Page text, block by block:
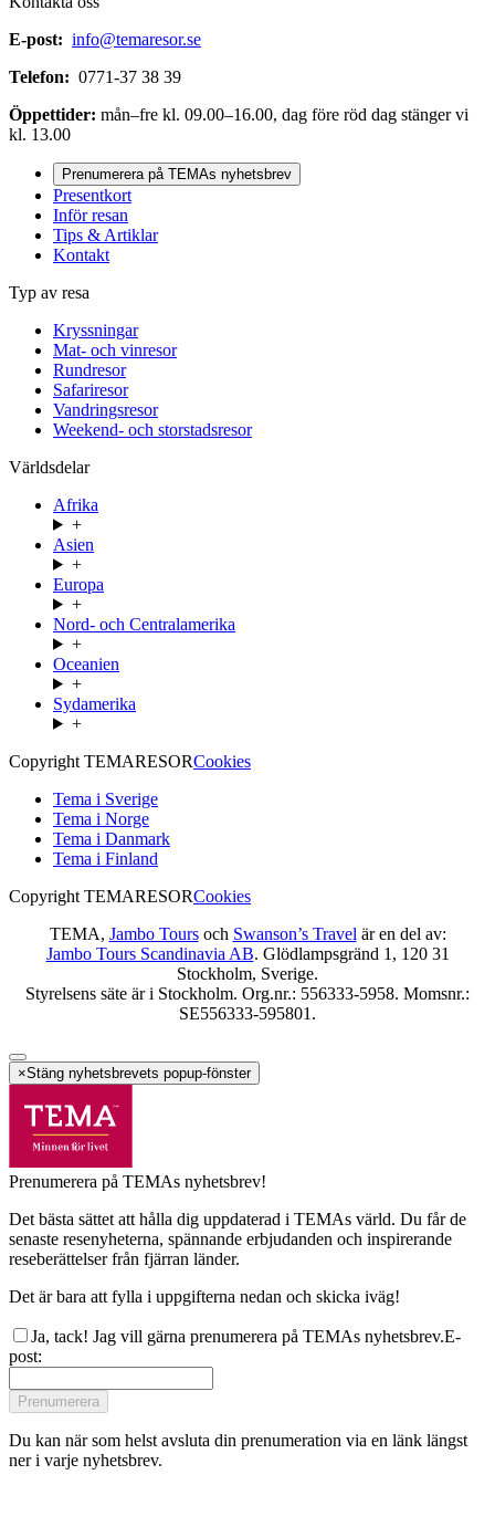
E-post: info@temaresor.se
Telefon: 0771-37 38 39
Öppettider: mån–fre kl. 09.00–16.00, dag före röd dag stänger vi
kl. 13.00
Prenumerera på TEMAs nyhetsbrev
Presentkort
Inför resan
Tips & Artiklar
Kontakt
Typ av resa
Kryssningar
Mat- och vinresor
Rundresor
Safariresor
Vandringsresor
Weekend- och storstadsresor
Världsdelar
Afrika
+
Asien
+
Europa
+
Nord- och Centralamerika
+
Oceanien
+
Sydamerika
+
Copyright TEMARESORCookies
Tema i Sverige
Tema i Norge
Tema i Danmark
Tema i Finland
Copyright TEMARESORCookies
TEMA, Jambo Toursoch Swanson’s Travel är en del av:
Jambo Tours Scandinavia AB. Glödlampsgränd 1, 120 31
Stockholm, Sverige.
Styrelsens säte är i Stockholm. Org.nr.: 556333-5958. Momsnr.:
SE556333-595801.
×Stäng nyhetsbrevets popup-fönster
Prenumerera på TEMAs nyhetsbrev!
Det bästa sättet att hålla dig uppdaterad i TEMAs värld. Du får de
senaste resenyheterna, spännande erbjudanden och inspirerande
reseberättelser från fjärran länder.
Det är bara att fylla i uppgifterna nedan och skicka iväg!
Ja, tack! Jag vill gärna prenumerera på TEMAs nyhetsbrev.E-
post:
Prenumerera
Du kan när som helst avsluta din prenumeration via en länk längst
ner i varje nyhetsbrev.